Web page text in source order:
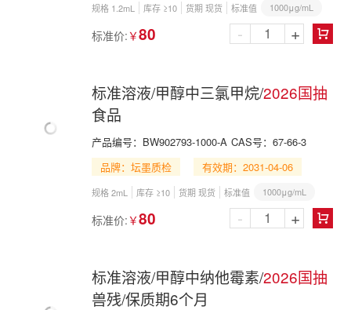
规格 1.2mL 库存 ≥10 货期 现货 标准值 1000μg/mL
标准价: ￥80 
- +
标准溶液/甲醇中三氯甲烷/2026国抽
食品
产品编号： BW902793-1000-A CAS号： 67-66-3
品牌：坛墨质检
有效期：2031-04-06
规格 2mL 库存 ≥10 货期 现货 标准值 1000μg/mL
标准价: ￥80 
- +
标准溶液/甲醇中纳他霉素/2026国抽
兽残/保质期6个月